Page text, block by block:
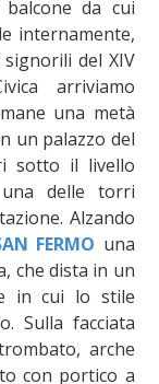
da cui
internamente,
del XIV
arriviamo
una metà
un palazzo del
sotto il livello
delle torri
Alzando
FERMO una
che dista in un
in cui lo stile
Sulla facciata
arche
con portico a